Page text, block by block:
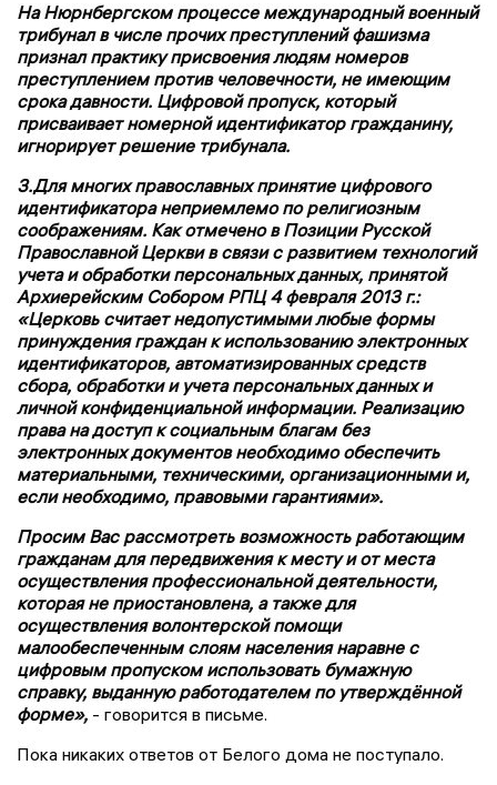
На Нюрнбергском процессе международный военный
трибунал в числе прочих преступлений фашизма
признал практику присвоения людям номеров
преступлением против человечности, не имеющим
срока давности. Цифровой пропуск, который
присваивает номерной идентификатор гражданину,
игнорирует решение трибунала.
3.Для многих православных принятие цифрового
идентификатора неприемлемо по религиозным
соображениям. Как отмечено в Позиции Русской
Православной Церкви в связи с развитием технологий
учета и обработки персональных данных, принятой
Архиерейским Собором РПЦ 4 февраля 2013 г.:
«Церковь считает недопустимыми любые формы
принуждения граждан к использованию электронных
идентификаторов, автоматизированных средств
сбора, обработки и учета персональных данных и
личной конфиденциальной информации. Реализацию
права на доступ к социальным благам без
электронных документов необходимо обеспечить
материальными, техническими, организационными и,
если необходимо, правовыми гарантиями».
Просим Вас рассмотреть возможность работающим
гражданам для передвижения к месту и от места
осуществления профессиональной деятельности,
которая не приостановлена, а также для
осуществления волонтерской помощи
малообеспеченным слоям населения наравне с
цифровым пропуском использовать бумажную
справку, выданную работодателем по утверждённой
форме», - говорится в письме.
Пока никаких ответов от Белого дома не поступало.